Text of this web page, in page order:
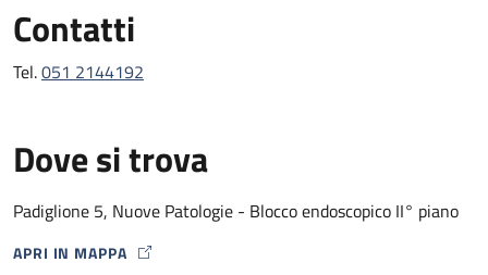
Contatti
Tel.051 2144192
Dove si trova
Padiglione 5, Nuove Patologie - Blocco endoscopico II° piano
APRI IN MAPPA
MAP ICON